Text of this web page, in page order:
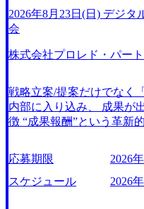
は男性65%、女性100%と
性の管理職率も21.8%（
働き方を提供 2026年8月26
月17日(月) 16:00 今回のイ
ように向き合い、どのよ
体的にご紹介します。 AI
アとしてのキャリアに関
ントです。 積極的に転職
い方も、アクセンチュア
社員の話を聞いてみたい
方 今後のご自身のキャリ
(途中入退室OK) 20:30 クロージング 21:00 終了 ● 参加費 無料
(事前申込制) HENNGE株
の営業組織にご興味のある方 ※お申し込み状況によ
方、受講票をお忘れの方
す ※代理での出席はお断
しつづけられるように、
サポート、客観的な助言
サポートに力を入れてい
メント・プロフェッショ
の維持に必要な継続学習
SOL Digitalの研修で取得
ャイル AWS, Azure, GCP,
選された講座をオンライ
英語学習のための費用を
シェルジュ MSOLグルー
2026年8月23日(日) デジタ
会
株式会社プロレド・パー
戦略立案/提案だけでなく
内部に入り込み、 成果が
徴 “成果報酬”という革新
ロース）に上場、2020年4
ム）への市場変更を果た
が難しいとされてきた成
ルティングを提供するか
応募期限
2026
スケジュール
2026